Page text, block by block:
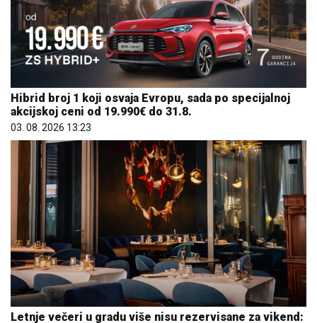
Hibrid broj 1 koji osvaja Evropu, sada po specijalnoj
akcijskoj ceni od 19.990€ do 31.8.
03. 08. 2026 13:23
Letnje večeri u gradu više nisu rezervisane za vikend: